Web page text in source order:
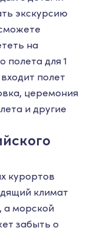
экскурсию
на
полета для 1
полет
церемония
и другие
курортов
климат
а морской
забыть о